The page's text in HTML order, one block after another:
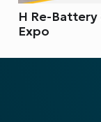
Η Re-Battery
Expo